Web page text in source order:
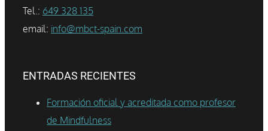
Tel.: 649 328 135
email: info@mbct-spain.com
ENTRADAS RECIENTES
Formación oficial y acreditada como profesor
de Mindfulness